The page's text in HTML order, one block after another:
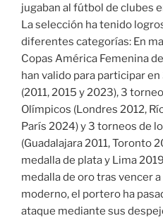
jugaban al fútbol de clubes
La selección ha tenido
diferentes categorías: En
Copas América Femenina
han valido para participar
(2011, 2015 y 2023), 3
Olímpicos (Londres 2012,
París 2024) y 3 torneos de
(Guadalajara 2011, Toronto
medalla de plata y Lima
medalla de oro tras vencer
moderno, el portero ha
ataque mediante sus